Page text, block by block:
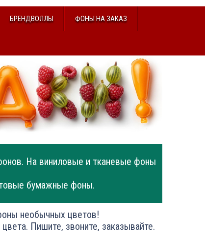
БРЕНДВОЛЛЫ ФОНЫ НА ЗАКАЗ
На виниловые и тканевые фоны
бумажные фоны.
необычных цветов!
Пишите, звоните, заказывайте.